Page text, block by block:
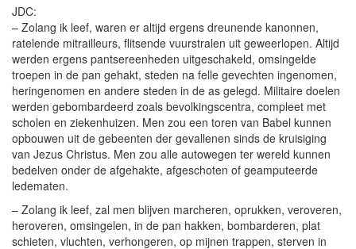
JDC:
– Zolang ik leef, waren er altijd ergens dreunende kanonnen,
ratelende mitrailleurs, flitsende vuurstralen uit geweerlopen. Altijd
werden ergens pantsereenheden uitgeschakeld, omsingelde
troepen in de pan gehakt, steden na felle gevechten ingenomen,
heringenomen en andere steden in de as gelegd. Militaire doelen
werden gebombardeerd zoals bevolkingscentra, compleet met
scholen en ziekenhuizen. Men zou een toren van Babel kunnen
opbouwen uit de gebeenten der gevallenen sinds de kruisiging
van Jezus Christus. Men zou alle autowegen ter wereld kunnen
bedelven onder de afgehakte, afgeschoten of geamputeerde
ledematen.
– Zolang ik leef, zal men blijven marcheren, oprukken, veroveren,
heroveren, omsingelen, in de pan hakken, bombarderen, plat
schieten, vluchten, verhongeren, op mijnen trappen, sterven in